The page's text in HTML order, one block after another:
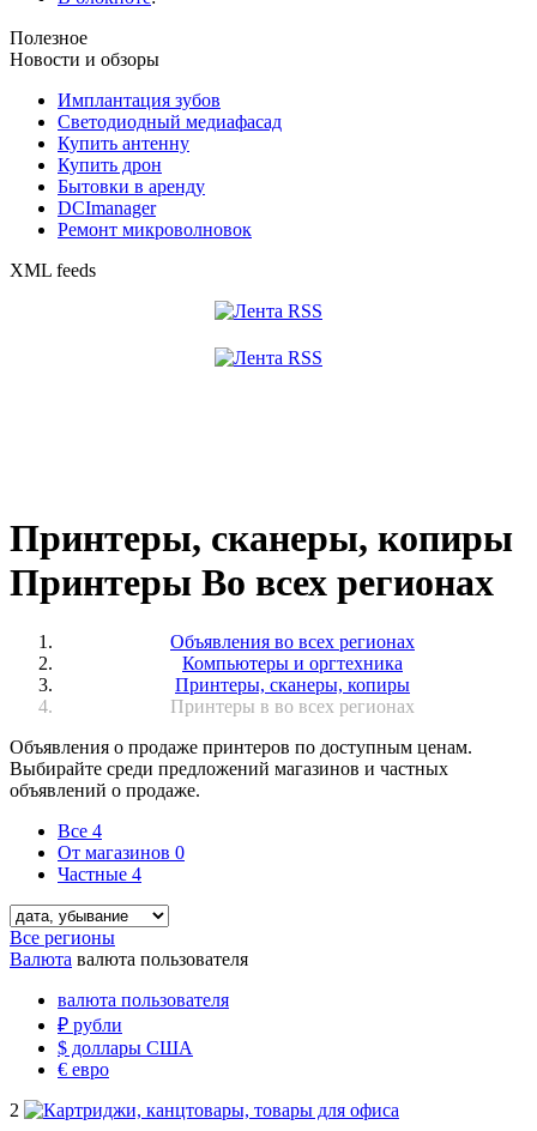
Полезное
Новости и обзоры
Имплантация зубов
Светодиодный медиафасад
Купить антенну
Купить дрон
Бытовки в аренду
DCImanager
Ремонт микроволновок
XML feeds
Принтеры, сканеры, копиры
Принтеры Во всех регионах
Объявления во всех регионах
Компьютеры и оргтехника
Принтеры, сканеры, копиры
Принтеры в во всех регионах
Объявления о продаже принтеров по доступным ценам.
Выбирайте среди предложений магазинов и частных
объявлений о продаже.
Все 4
От магазинов 0
Частные 4
Все регионы
Валюта валюта пользователя
валюта пользователя
₽ рубли
$ доллары США
€ евро
2